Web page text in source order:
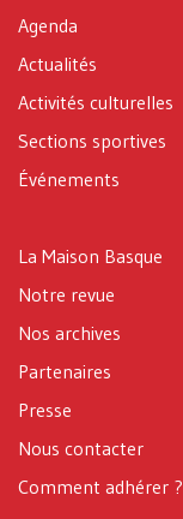
Agenda
Actualités
Activités culturelles
Sections sportives
Événements
La Maison Basque
Notre revue
Nos archives
Partenaires
Presse
Nous contacter
Comment adhérer ?